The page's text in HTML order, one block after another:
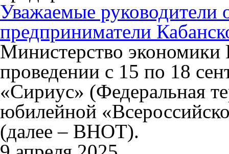
Уважаемые руководители
предприниматели
Министерство экономики
проведении с 15 по 18
«Сириус» (Федеральная
юбилейной
(далее – ВНОТ).